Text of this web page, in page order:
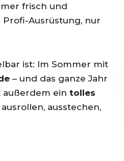
frisch und
Profi-Ausrüstung, nur
ist: Im Sommer mit
– und das ganze Jahr
außerdem ein tolles
ausstechen,